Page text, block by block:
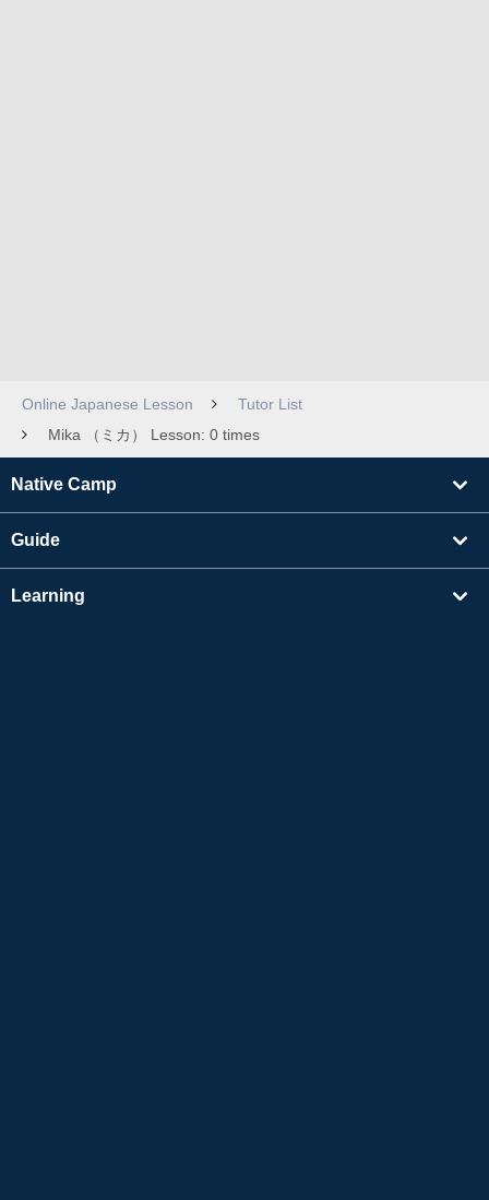
Online Japanese Lesson
Tutor List
Mika （ミカ） Lesson: 0 times
Native Camp
Guide
Learning